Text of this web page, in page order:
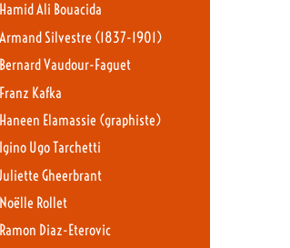
Hamid Ali Bouacida
Armand Silvestre (1837-1901)
Bernard Vaudour-Faguet
Franz Kafka
Haneen Elamassie (graphiste)
Igino Ugo Tarchetti
Juliette Gheerbrant
Noëlle Rollet
Ramon Diaz-Eterovic